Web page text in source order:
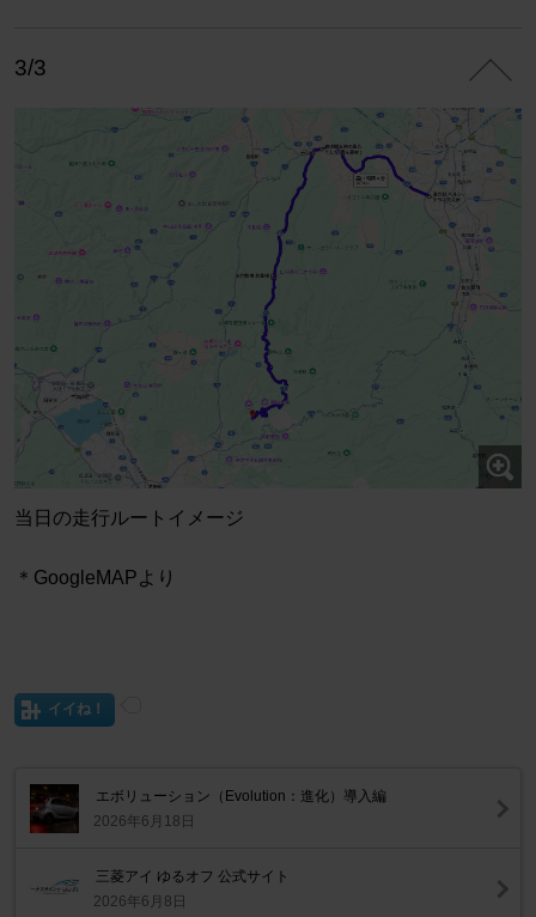
3/3
当日の走行ルートイメージ
＊GoogleMAPより
イイね！
エボリューション（Evolution：進化）導入編
2026年6月18日
三菱アイ ゆるオフ 公式サイト
2026年6月8日